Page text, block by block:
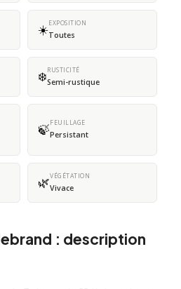
☀️EXPOSITION
Toutes
❄️RUSTICITÉ
Semi-rustique
🍃FEUILLAGE
Persistant
🌿VÉGÉTATION
Vivace
: description